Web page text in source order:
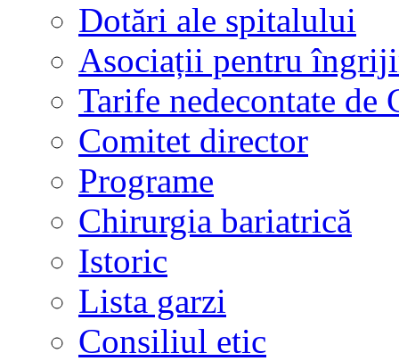
Dotări ale spitalului
Asociații pentru
Tarife nedecontate de
Comitet director
Programe
Chirurgia bariatrică
Istoric
Lista garzi
Consiliul etic